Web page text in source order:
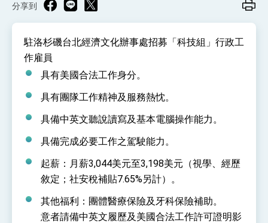
台美貿易協議完成簽署達成6大目標、創5大歷史
性突破 總統強調將以3大面向加速臺灣經濟轉型
疊加 我輸美2072項產品豁免對等關稅
總統接受「法新社」（AFP）專訪內容
世界 需要台灣，團結合作方能守護繁榮
外交部長林佳龍出席《台灣光華雜誌》50週年慶
「見證蛻變，分享世界的光華」開幕式，期許數
總統主持「台美經濟繁榮夥伴對話」記者會 說
明臺美合作三大戰略方向 盼與民主夥伴共同引
領 下一個世代的繁榮
外交部長林佳龍接受印尼「時代雜誌」專訪，闡
作
副總統接見美參議員蓋耶哥 強調美國是臺灣重
要合作夥伴
分享到
駐洛杉磯台北經濟文化辦事處招募「科技組」行政工
作雇員
具有美國合法工作身分。
具有團隊工作精神及服務熱忱。
具備中英文聽說讀寫及基本電腦操作能力。
具備完成必要工作之駕駛能力。
起薪：月薪3,044美元至3,198美元（視學、經歷
敘定；社安稅補貼7.65%另計）。
其他福利：團體醫療保險及牙科保險補助。
意者請備中英文履歷及美國合法工作許可證明影